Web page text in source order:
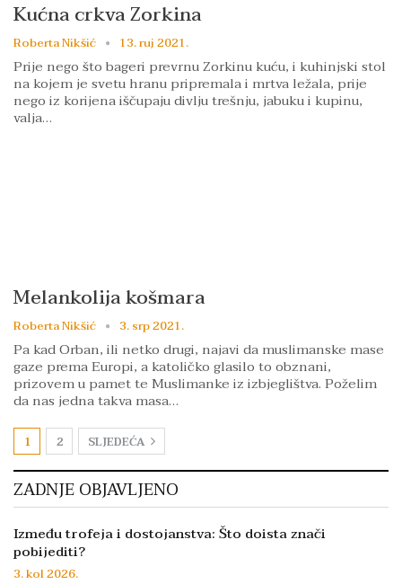
Kućna crkva Zorkina
Roberta Nikšić 13. ruj 2021.
Prije nego što bageri prevrnu Zorkinu kuću, i kuhinjski stol
na kojem je svetu hranu pripremala i mrtva ležala, prije
nego iz korijena iščupaju divlju trešnju, jabuku i kupinu,
valja…
Melankolija košmara
Roberta Nikšić 3. srp 2021.
Pa kad Orban, ili netko drugi, najavi da muslimanske mase
gaze prema Europi, a katoličko glasilo to obznani,
prizovem u pamet te Muslimanke iz izbjeglištva. Poželim
da nas jedna takva masa…
1 2 SLJEDEĆA
ZADNJE OBJAVLJENO
Između trofeja i dostojanstva: Što doista znači
pobijediti?
3. kol 2026.